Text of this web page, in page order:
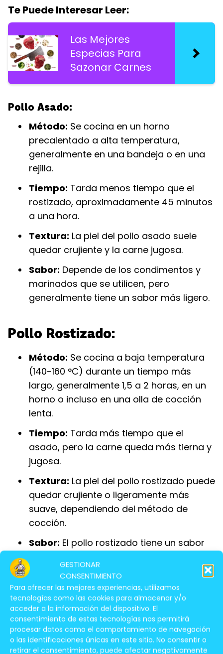
GESTIONAR
CONSENTIMIENTO
Para ofrecer las mejores experiencias, utilizamos
tecnologías como las cookies para almacenar y/o
acceder a la información del dispositivo. El
consentimiento de estas tecnologías nos permitirá
procesar datos como el comportamiento de navegación
o las identificaciones únicas en este sitio. No consentir o
retirar el consentimiento, puede afectar negativamente
Te Puede Interesar Leer:
Las Mejores
Especias Para
Sazonar Carnes
Pollo Asado:
Método: Se cocina en un horno
precalentado a alta temperatura,
generalmente en una bandeja o en una
rejilla.
Tiempo: Tarda menos tiempo que el
rostizado, aproximadamente 45 minutos
a una hora.
Textura: La piel del pollo asado suele
quedar crujiente y la carne jugosa.
Sabor: Depende de los condimentos y
marinados que se utilicen, pero
generalmente tiene un sabor más ligero.
Pollo Rostizado:
Método: Se cocina a baja temperatura
(140-160 °C) durante un tiempo más
largo, generalmente 1,5 a 2 horas, en un
horno o incluso en una olla de cocción
lenta.
Tiempo: Tarda más tiempo que el
asado, pero la carne queda más tierna y
jugosa.
Textura: La piel del pollo rostizado puede
quedar crujiente o ligeramente más
suave, dependiendo del método de
cocción.
Sabor: El pollo rostizado tiene un sabor
cocción lenta.
¿Qué Método Es Mejor Para Cocinar
Pollo En Casa?
En España, el rostizado es un método popular
para cocinar pollo. Esto se debe a que: